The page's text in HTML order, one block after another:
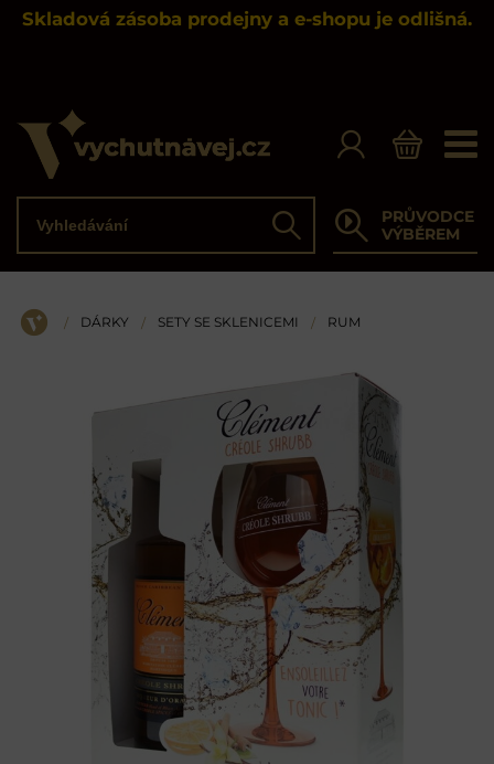
Skladová zásoba prodejny a e-shopu je odlišná.
Hledat
PRŮVODCE
VÝBĚREM
ÚVOD
/ DÁRKY / SETY SE SKLENICEMI / RUM